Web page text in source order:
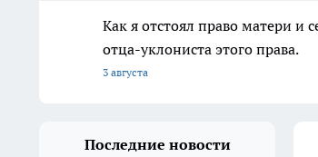
Как я отстоял право матери
отца-уклониста этого права.
3 августа
Последние новости